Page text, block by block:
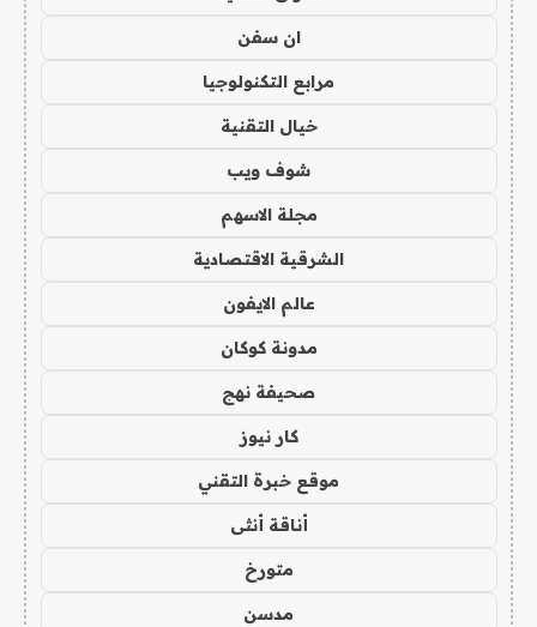
ان سفن
مرابع التكنولوجيا
خيال التقنية
شوف ويب
مجلة الاسهم
الشرقية الاقتصادية
عالم الايفون
مدونة كوكان
صحيفة نهج
كار نيوز
موقع خبرة التقني
أناقة أنثى
متورخ
مدسن